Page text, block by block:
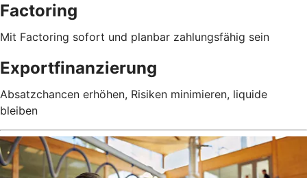
Factoring
Mit Factoring sofort und planbar zahlungsfähig sein
Exportfinanzierung
Absatzchancen erhöhen, Risiken minimieren, liquide
bleiben